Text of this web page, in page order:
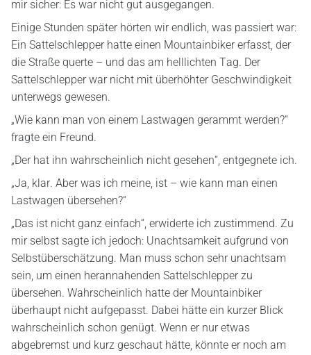
mir sicher: Es war nicht gut ausgegangen.
Einige Stunden später hörten wir endlich, was passiert war:
Ein Sattelschlepper hatte einen Mountainbiker erfasst, der
die Straße querte – und das am helllichten Tag. Der
Sattelschlepper war nicht mit überhöhter Geschwindigkeit
unterwegs gewesen.
„Wie kann man von einem Lastwagen gerammt werden?“
fragte ein Freund.
„Der hat ihn wahrscheinlich nicht gesehen“, entgegnete ich.
„Ja, klar. Aber was ich meine, ist – wie kann man einen
Lastwagen übersehen?“
„Das ist nicht ganz einfach“, erwiderte ich zustimmend. Zu
mir selbst sagte ich jedoch: Unachtsamkeit aufgrund von
Selbstüberschätzung. Man muss schon sehr unachtsam
sein, um einen herannahenden Sattelschlepper zu
übersehen. Wahrscheinlich hatte der Mountainbiker
überhaupt nicht aufgepasst. Dabei hätte ein kurzer Blick
wahrscheinlich schon genügt. Wenn er nur etwas
abgebremst und kurz geschaut hätte, könnte er noch am